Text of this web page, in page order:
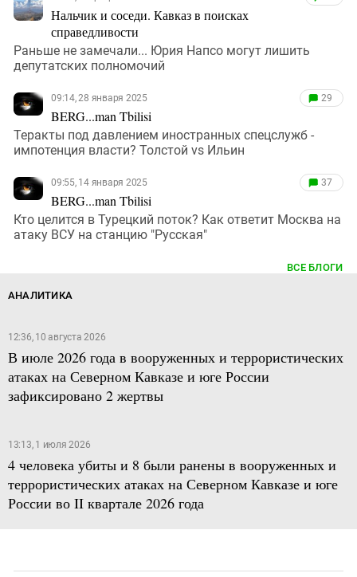
Нальчик и соседи. Кавказ в поисках
справедливости
Раньше не замечали... Юрия Напсо могут лишить
депутатских полномочий
09:14, 28 января 2025
BERG...man Tbilisi
29
Теракты под давлением иностранных спецслужб -
импотенция власти? Толстой vs Ильин
09:55, 14 января 2025
BERG...man Tbilisi
37
Кто целится в Турецкий поток? Как ответит Москва на
атаку ВСУ на станцию "Русская"
ВСЕ БЛОГИ
АНАЛИТИКА
12:36, 10 августа 2026
В июле 2026 года в вооруженных и террористических
атаках на Северном Кавказе и юге России
зафиксировано 2 жертвы
13:13, 1 июля 2026
4 человека убиты и 8 были ранены в вооруженных и
террористических атаках на Северном Кавказе и юге
России во II квартале 2026 года